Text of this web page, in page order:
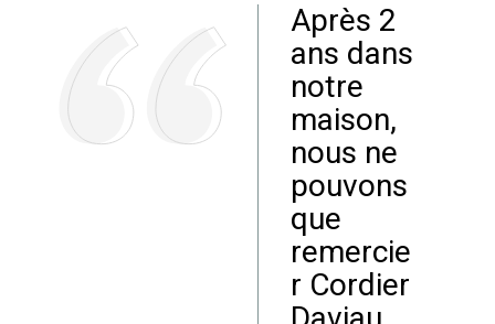
Après 2
ans dans
notre
maison,
nous ne
pouvons
que
remercie
r Cordier